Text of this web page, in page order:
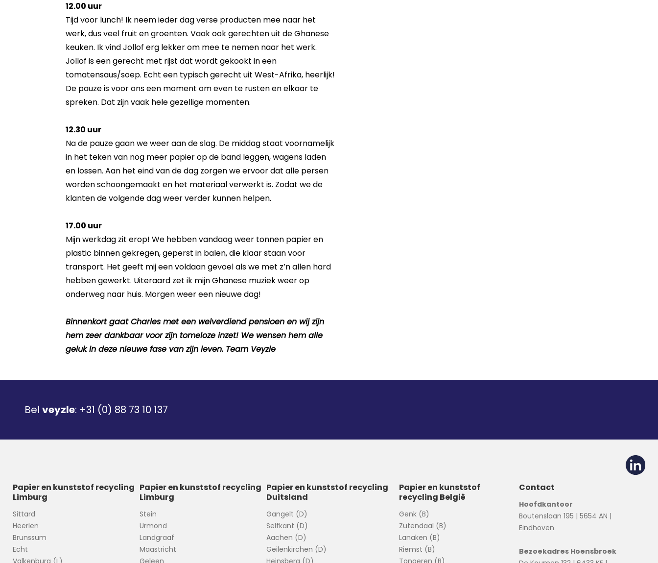
12.00 uur
Tijd voor lunch! Ik neem ieder dag verse producten mee naar het
werk, dus veel fruit en groenten. Vaak ook gerechten uit de Ghanese
keuken. Ik vind Jollof erg lekker om mee te nemen naar het werk.
Jollof is een gerecht met rijst dat wordt gekookt in een
tomatensaus/soep. Echt een typisch gerecht uit West-Afrika, heerlijk!
De pauze is voor ons een moment om even te rusten en elkaar te
spreken. Dat zijn vaak hele gezellige momenten.
12.30 uur
Na de pauze gaan we weer aan de slag. De middag staat voornamelijk
in het teken van nog meer papier op de band leggen, wagens laden
en lossen. Aan het eind van de dag zorgen we ervoor dat alle persen
worden schoongemaakt en het materiaal verwerkt is. Zodat we de
klanten de volgende dag weer verder kunnen helpen.
17.00 uur
Mijn werkdag zit erop! We hebben vandaag weer tonnen papier en
plastic binnen gekregen, geperst in balen, die klaar staan voor
transport. Het geeft mij een voldaan gevoel als we met z’n allen hard
hebben gewerkt. Uiteraard zet ik mijn Ghanese muziek weer op
onderweg naar huis. Morgen weer een nieuwe dag!
Binnenkort gaat Charles met een welverdiend pensioen en wij zijn
hem zeer dankbaar voor zijn tomeloze inzet! We wensen hem alle
geluk in deze nieuwe fase van zijn leven. Team Veyzle
Bel veyzle: +31 (0) 88 73 10 137
Papier en kunststof recycling
Limburg
Sittard
Heerlen
Brunssum
Echt
Papier en kunststof recycling
Limburg
Stein
Urmond
Landgraaf
Maastricht
Papier en kunststof recycling
Duitsland
Gangelt (D)
Selfkant (D)
Aachen (D)
Geilenkirchen (D)
Papier en kunststof
recycling België
Genk (B)
Zutendaal (B)
Lanaken (B)
Riemst (B)
Contact
Hoofdkantoor
Boutenslaan 195 | 5654 AN |
Eindhoven
Bezoekadres Hoensbroek